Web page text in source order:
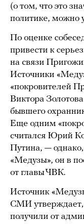
(о том, что это
политике, можно
По оценке
привести к
на связи
Источники
«покровителей
Виктора Золотова
бывшего
Еще одним
считался Юрий
Путина, —
«Медузы», он в
от главы ЧВК.
Источник
СМИ утверждает,
получили от